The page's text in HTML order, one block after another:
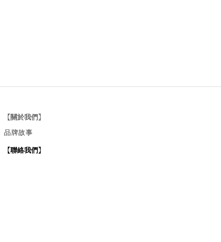
【關於我們】
品牌故事
【聯絡我們 】